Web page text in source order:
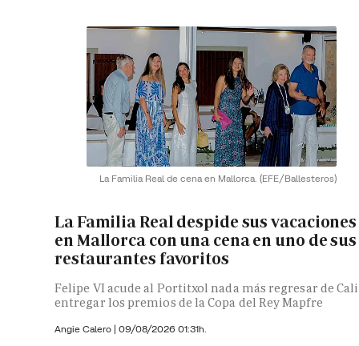
La Familia Real de cena en Mallorca. (EFE/Ballesteros)
La Familia Real despide sus vacaciones
en Mallorca con una cena en uno de sus
restaurantes favoritos
Felipe VI acude al Portitxol nada más regresar de
entregar los premios de la Copa del Rey Mapfre
Angie Calero | 09/08/2026 01:31h.